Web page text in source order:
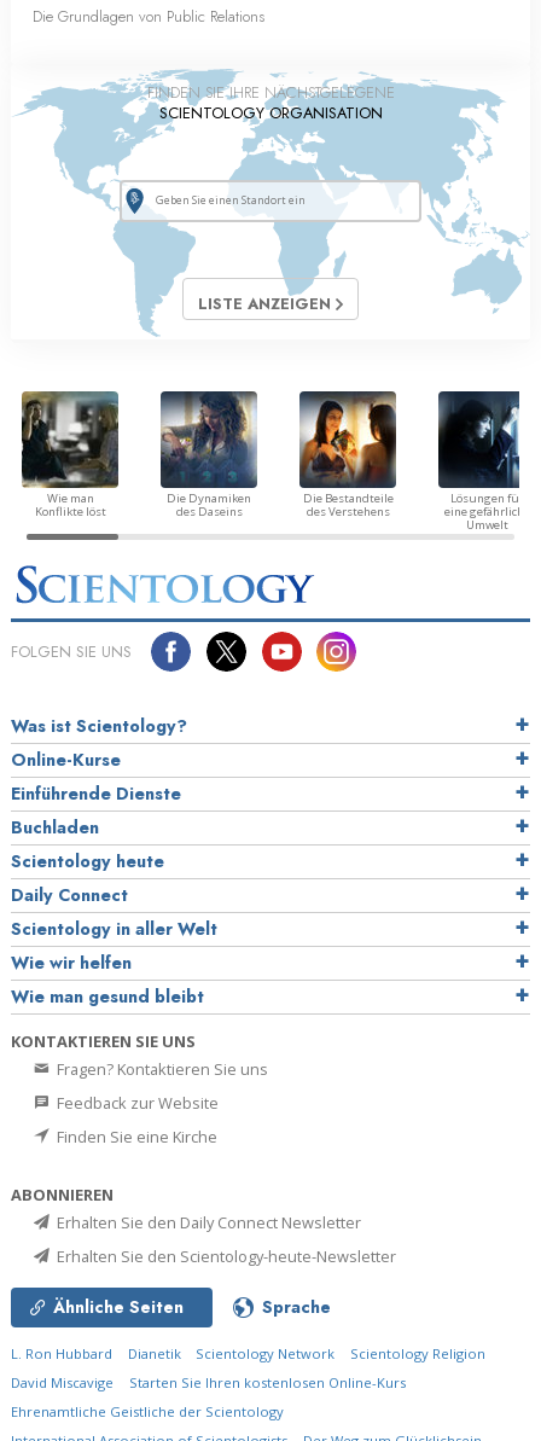
Die Grundlagen von Public Relations
FINDEN SIE IHRE NÄCHSTGELEGENE
SCIENTOLOGY ORGANISATION
LISTE ANZEIGEN
Wie man
Konflikte löst
Die Dynamiken
des Daseins
Die Bestandteile
des Verstehens
Lösungen für
eine gefährliche
Umwelt
FOLGEN SIE UNS
Was ist Scientology?
Online-Kurse
Einführende Dienste
Buchladen
Scientology heute
Daily Connect
Scientology in aller Welt
Wie wir helfen
Wie man gesund bleibt
KONTAKTIEREN SIE UNS
Fragen? Kontaktieren Sie uns
Feedback zur Website
Finden Sie eine Kirche
ABONNIEREN
Erhalten Sie den Daily Connect Newsletter
Erhalten Sie den Scientology-heute-Newsletter
Ähnliche Seiten Sprache
L. Ron Hubbard Dianetik Scientology Network
Scientology Religion
David Miscavige
Starten Sie Ihren kostenlosen Online-Kurs
Ehrenamtliche Geistliche der Scientology